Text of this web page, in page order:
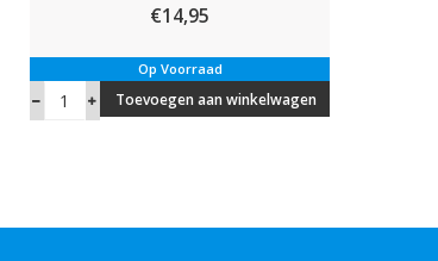
€14,95
Op Voorraad
Toevoegen aan winkelwagen